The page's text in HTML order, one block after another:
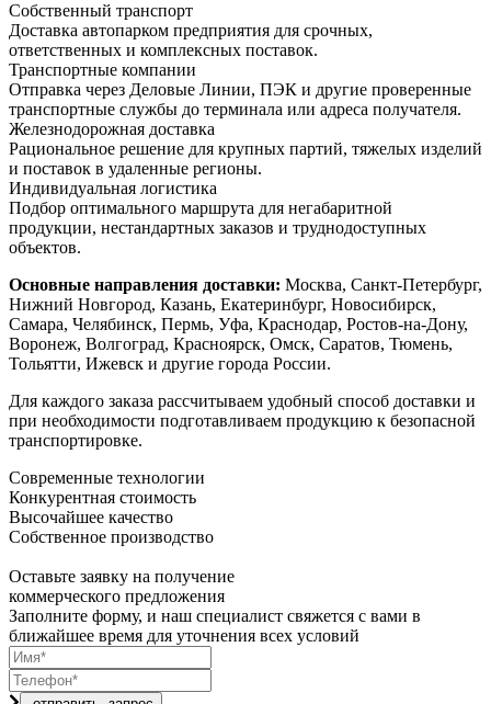
Собственный транспорт
Доставка автопарком предприятия для срочных,
ответственных и комплексных поставок.
Транспортные компании
Отправка через Деловые Линии, ПЭК и другие проверенные
транспортные службы до терминала или адреса получателя.
Железнодорожная доставка
Рациональное решение для крупных партий, тяжелых изделий
и поставок в удаленные регионы.
Индивидуальная логистика
Подбор оптимального маршрута для негабаритной
продукции, нестандартных заказов и труднодоступных
объектов.
Основные направления доставки: Москва, Санкт-Петербург,
Нижний Новгород, Казань, Екатеринбург, Новосибирск,
Самара, Челябинск, Пермь, Уфа, Краснодар, Ростов-на-Дону,
Воронеж, Волгоград, Красноярск, Омск, Саратов, Тюмень,
Тольятти, Ижевск и другие города России.
Для каждого заказа рассчитываем удобный способ доставки и
при необходимости подготавливаем продукцию к безопасной
транспортировке.
Современные технологии
Конкурентная стоимость
Высочайшее качество
Собственное производство
Оставьте заявку на получение
коммерческого предложения
Заполните форму, и наш специалист свяжется с вами в
ближайшее время для уточнения всех условий